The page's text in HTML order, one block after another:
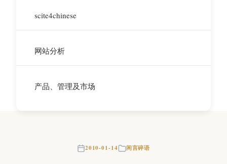
scite4chinese
网站分析
产品、管理及市场
2010-01-14 闲言碎语